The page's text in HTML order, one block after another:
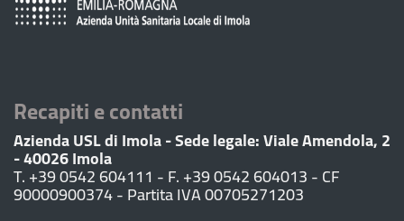
Recapiti e contatti
Azienda USL di Imola - Sede legale: Viale Amendola, 2
- 40026 Imola
T. +39 0542 604111 - F. +39 0542 604013 - CF
90000900374 - Partita IVA 00705271203